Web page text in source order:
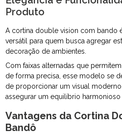
Produto
A cortina double vision com bando
versátil para quem busca agregar
decoração de ambientes.
Com faixas alternadas que
de forma precisa, esse modelo se
de proporcionar um visual
assegurar um equilíbrio harmonioso
Vantagens da Cortina
Bandô